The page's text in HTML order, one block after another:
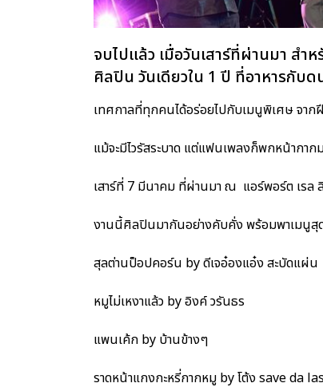
จบไปแล้ว เมื่อวันเสาร์ที่ผ่านมา สำ
ศิลปิน วันเดียวใน 1 ปี ที่อาหารกับด
เทศกาลที่ทุกคนได้อร่อยไปกับเมนูพิเศษ จา
แม้จะมีไวรัสระบาด แต่แฟนเพลงก็พกหน้ากา
เสาร์ที่ 7 มีนาคม ที่ผ่านมา ณ แอร์พอร์ต เรล
งานนี้ศิลปินมากันอย่างคับคั่ง พร้อมพาเมนูสุ
สุลต่านป็อปคอร์น by ดีเจอ๋องแอ๋ง สะบัดแผ่น
หมูไม่เหงาแล้ว by อิงค์ วรันธร
แพนเค้ก by บ้านข้างๆ
ราดหน้าแกงกะหรี่กากหมู by โต้ง save da